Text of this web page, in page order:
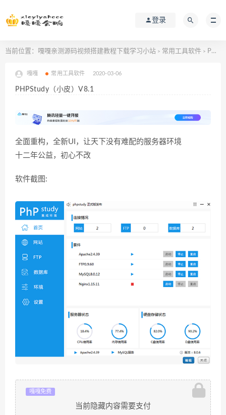
登录
当前位置： 嘎嘎亲测源码视频搭建教程下载学习小站 > 常用工具软件 > PHPStudy（小皮）V8.1
嘎嘎 常用工具软件 2020-03-06
PHPStudy（小皮）V8.1
全面重构，全新UI，让天下没有难配的服务器环境
十二年公益，初心不改
软件截图:
嘎嘎免费
当前隐藏内容需要支付